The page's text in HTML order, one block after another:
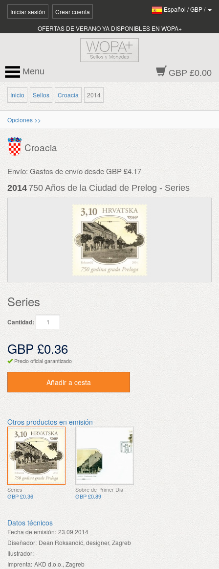
Iniciar sesión Crear cuenta Español /GBP/
OFERTAS DE VERANO YA DISPONIBLES EN WOPA+
GBP £0.00
Menu
Inicio Sellos Croacia 2014
Opciones >>
Croacia
Envío: Gastos de envío desde GBP £4.17
2014 750 Años de la Ciudad de Prelog - Series
Series
Cantidad:
GBP £0.36
Precio oficial garantizado
Añadir a cesta
Otros productos en emisión
Series
GBP £0.36
Sobre de Primer Dia
GBP £0.89
Datos técnicos
Fecha de emisión: 23.09.2014
Diseñador: Dean Roksandić, designer, Zagreb
Ilustrador: -
Imprenta: AKD d.o.o., Zagreb